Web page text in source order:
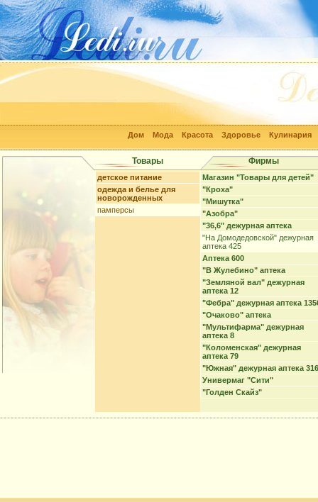
Дом Мода Красота Здоровье Кулинария
Товары Фирмы
детское питание
одежда и белье для
новорожденных
памперсы
Магазин "Товары для детей"
"Кроха"
"Мишутка"
"Азобра"
"36,6" дежурная аптека
"На Домодедовской" дежурная
аптека 425
Аптека 600
"В Жулебино" аптека
"Земляной вал" дежурная
аптека 12
"Фебра" дежурная аптека
"Очаково" аптека
"Мультифарма" дежурная
аптека 8
"Коломенская" дежурная
аптека 79
"Южная" дежурная аптека 316
Универмаг "Сити"
"Голден Скайз"